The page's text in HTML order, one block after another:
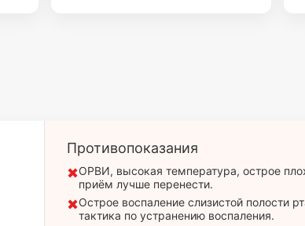
Противопоказания
✖ОРВИ, высокая температура, острое
приём лучше перенести.
✖Острое воспаление слизистой полости
тактика по устранению воспаления.